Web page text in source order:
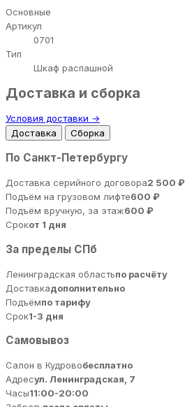
Основные
Артикул
0701
Тип
Шкаф распашной
Доставка и сборка
Условия доставки →
Доставка
Сборка
По Санкт-Петербургу
Доставка серийного договора2 500 ₽
Подъём на грузовом лифте600 ₽
Подъём вручную, за этаж600 ₽
Срокот 1 дня
За пределы СПб
Ленинградская областьпо расчёту
Доставкадополнительно
Подъёмпо тарифу
Срок1-3 дня
Самовывоз
Салон в Кудровобесплатно
Адресул. Ленинградская, 7
Часы11:00-20:00